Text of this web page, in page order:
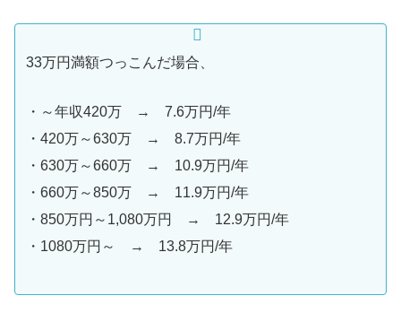
33万円満額つっこんだ場合、
・～年収420万 → 7.6万円/年
・420万～630万 → 8.7万円/年
・630万～660万 → 10.9万円/年
・660万～850万 → 11.9万円/年
・850万円～1,080万円 → 12.9万円/年
・1080万円～ → 13.8万円/年